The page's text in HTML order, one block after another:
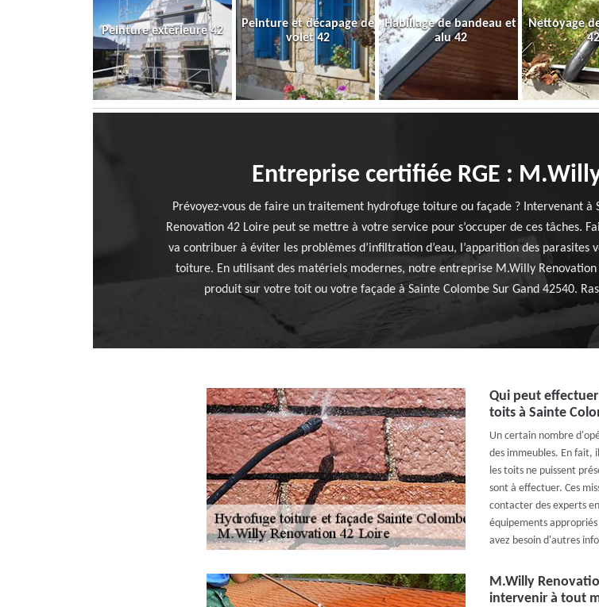
Peinture extérieure 42
Peinture et décapage de
volet 42
Habillage de bandeau et
alu 42
Nettoyage
Entreprise certifiée RGE :
Prévoyez-vous de faire un traitement hydrofuge toiture ou façade ? Intervenant
Renovation 42 Loire peut se mettre à votre service pour s’occuper de ces
va contribuer à éviter les problèmes d’infiltration d’eau, l’apparition des
toiture. En utilisant des matériels modernes, notre entreprise M.Willy
produit sur votre toit ou votre façade à Sainte Colombe Sur Gand 42540.
Qui peut
toits à Sainte
Un certain nombre
des immeubles. En fait,
les toits ne puissent
sont à effectuer. Ces
contacter des experts
équipements
avez besoin d'autres
M.Willy
intervenir à tout